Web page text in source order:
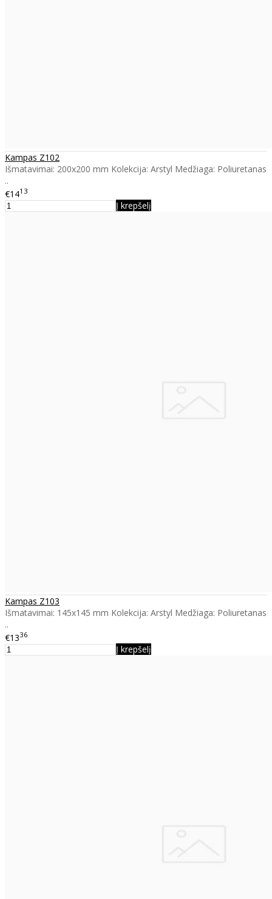
Kampas Z102
Išmatavimai: 200x200 mm Kolekcija: Arstyl Medžiaga: Poliuretanas
..
€1413
Į krepšelį
Kampas Z103
Išmatavimai: 145x145 mm Kolekcija: Arstyl Medžiaga: Poliuretanas
..
€1336
Į krepšelį